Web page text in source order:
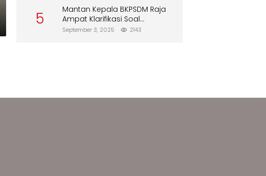
5
Mantan Kepala BKPSDM Raja
Ampat Klarifikasi Soal
Pergantian Jabatan
September 3, 2025 2143